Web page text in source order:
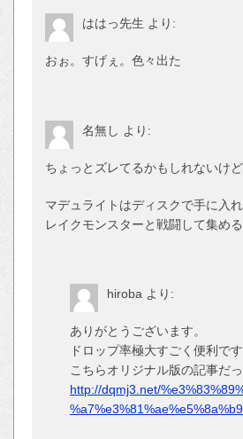
ははっ先生 より:
おぉ。すげぇ。色々出た
名無し より:
ちょっとズレてるかもしれないけど
マデュライトはディスクで手に入
レイクモンスターと戦闘して集め
hiroba より:
ありがとうございます。
ドロップ率極大すごく便利です
こちらオリジナル版の記事だ
http://dqmj3.net/